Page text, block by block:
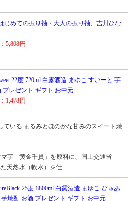
じめての振り袖・大人の振り袖、吉川ひな
5,808円
22度 720ml 白露酒造 まゆこ すいーと 芋
プレゼント ギフト お中元
1,478円
ている まるみとほのかな甘みのスイート焼
芋「黄金千貫」を原料に、国土交通省
天然水（軟水）を仕...
25度 1800ml 白露酒造 まゆこ ぴゅあ
焼酎 お酒 プレゼント ギフト お中元